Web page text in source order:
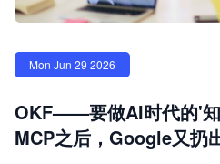
Mon Jun 29 2026
OKF——要做AI时代的'
MCP之后，Google又扔